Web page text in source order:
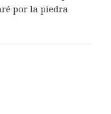
por la piedra